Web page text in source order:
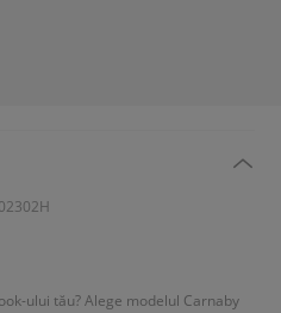
ului tău? Alege modelul Carnaby